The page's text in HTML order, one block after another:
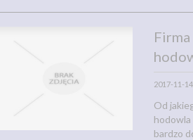
2017-11-14
Od
hodowla
bardzo